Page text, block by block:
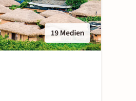
19 Medien